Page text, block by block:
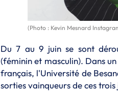
(Photo : Kevin Mesnard
Du 7 au 9 juin se sont
(féminin et masculin). Dans
français, l'Université de
sorties vainqueurs de ces